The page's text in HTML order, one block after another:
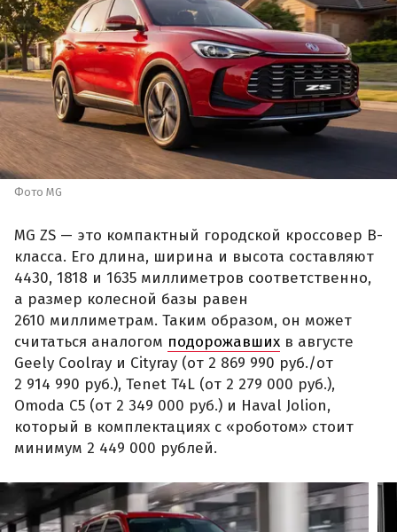
Фото MG
MG ZS — это компактный городской кроссовер B-
класса. Его длина, ширина и высота составляют
4430, 1818 и 1635 миллиметров соответственно,
а размер колесной базы равен
2610 миллиметрам. Таким образом, он может
считаться аналогом подорожавших в августе
Geely Coolray и Cityray (от 2 869 990 руб./от
2 914 990 руб.), Tenet T4L (от 2 279 000 руб.),
Omoda C5 (от 2 349 000 руб.) и Haval Jolion,
который в комплектациях с «роботом» стоит
минимум 2 449 000 рублей.